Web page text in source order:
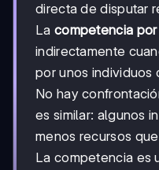
directa de disputar
La competencia
indirectamente
por unos individuos
No hay
es similar: algunos
menos recursos
La competencia es